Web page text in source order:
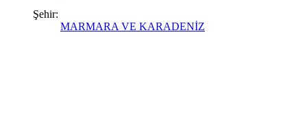
Şehir:
MARMARA VE KARADENİZ